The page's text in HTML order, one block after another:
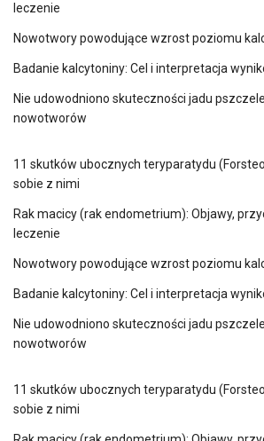
leczenie
Nowotwory powodujące wzrost poziomu
Badanie kalcytoniny: Cel i interpretacja
Nie udowodniono skuteczności jadu
nowotworów
11 skutków ubocznych teryparatydu
sobie z nimi
Rak macicy (rak endometrium): Objawy,
leczenie
Nowotwory powodujące wzrost poziomu
Badanie kalcytoniny: Cel i interpretacja
Nie udowodniono skuteczności jadu
nowotworów
11 skutków ubocznych teryparatydu
sobie z nimi